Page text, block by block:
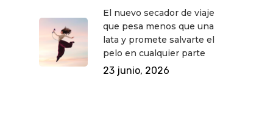
El nuevo secador de viaje
que pesa menos que una
lata y promete salvarte el
pelo en cualquier parte
23 junio, 2026
QUÉ HACER